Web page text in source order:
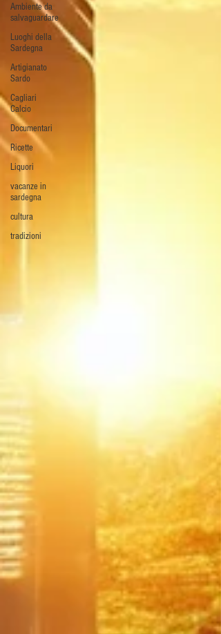
Ambiente da
salvaguardare
Luoghi della
Sardegna
Artigianato
Sardo
Cagliari
Calcio
Documentari
Ricette
Liquori
vacanze in
sardegna
cultura
tradizioni